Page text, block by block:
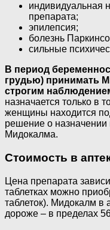
индивидуальная
препарата;
эпилепсия;
болезнь
сильные
В период
грудью) принимать
строгим
назначается только в
женщины находится
решение о
Мидокалма.
Стоимость в
Цена препарата
таблетках можно
таблеток). Мидокалм в
дороже – в пределах